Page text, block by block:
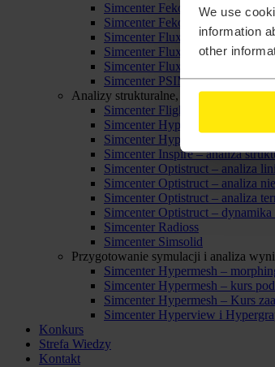
We use
information
other
Simcenter Feko – Feko Antenna
Simcenter Feko – Introduction
Simcenter Flux – Analysis of
Simcenter Flux –
Simcenter Flux – Introduction
Simcenter PSIM – kurs
Analizy strukturalne, termiczne oraz
Simcenter FlightStream
Simcenter Hyperlife
Simcenter Hyperlife – obliczenia
Simcenter Inspire – analiza
Simcenter Optistruct – analiza
Simcenter Optistruct – analiza
Simcenter Optistruct – analiza
Simcenter Optistruct –
Simcenter Radioss
Simcenter Simsolid
Przygotowanie symulacji i analiza
Simcenter Hypermesh –
Simcenter Hypermesh – kurs
Simcenter Hypermesh – Kurs
Simcenter Hyperview i
Konkurs
Strefa Wiedzy
Kontakt